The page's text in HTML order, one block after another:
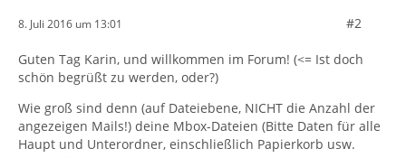
8. Juli 2016 um 13:01 #2
Guten Tag Karin, und willkommen im Forum! (<= Ist doch
schön begrüßt zu werden, oder?)
Wie groß sind denn (auf Dateiebene, NICHT die Anzahl der
angezeigen Mails!) deine Mbox-Dateien (Bitte Daten für alle
Haupt und Unterordner, einschließlich Papierkorb usw.